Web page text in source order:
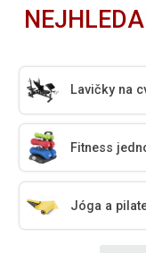
Lavičky na
Fitness
Jóga a